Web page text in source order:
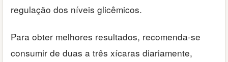
regulação dos níveis glicêmicos.
Para obter melhores resultados, recomenda-se
consumir de duas a três xícaras diariamente,